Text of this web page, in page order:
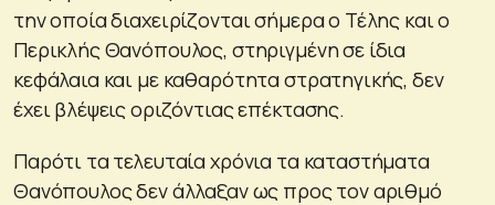
την οποία διαχειρίζονται σήμερα ο Τέλης και ο
Περικλής Θανόπουλος, στηριγμένη σε ίδια
κεφάλαια και με καθαρότητα στρατηγικής, δεν
έχει βλέψεις οριζόντιας επέκτασης.
Παρότι τα τελευταία χρόνια τα καταστήματα
Θανόπουλος δεν άλλαξαν ως προς τον αριθμό